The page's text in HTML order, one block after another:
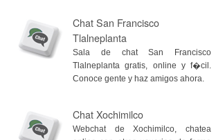
Chat San Francisco
Tlalneplanta
Sala de chat San Francisco
Tlalneplanta gratis, online y f�cil.
Conoce gente y haz amigos ahora.
Chat Xochimilco
Webchat de Xochimilco, chatea